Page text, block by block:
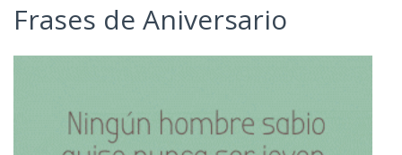
Frases de Aniversario